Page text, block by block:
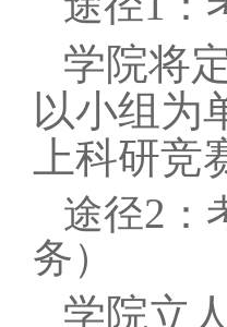
学院将
以小组为
上科研
途径2
务）
学院立